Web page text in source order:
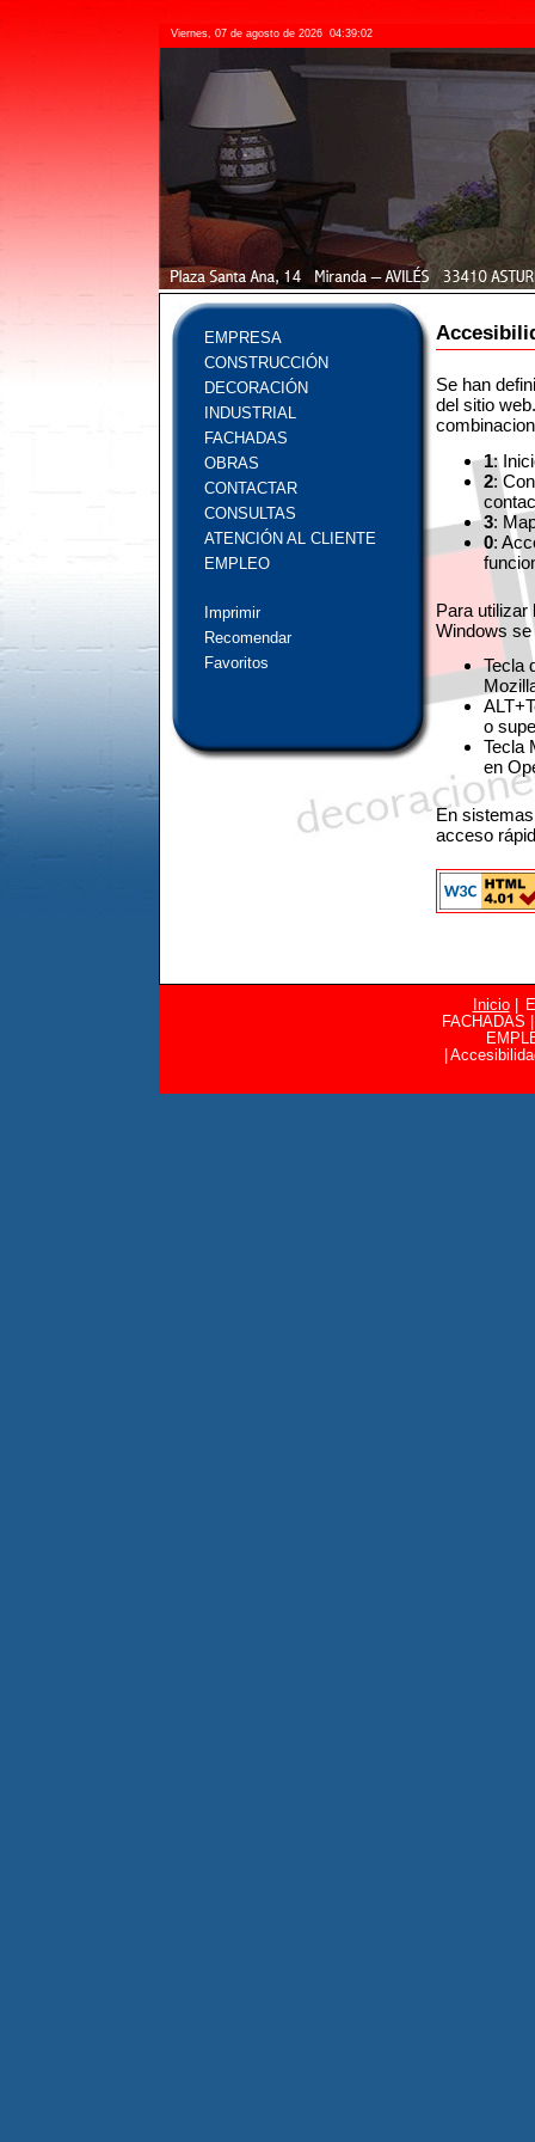
Viernes, 07 de agosto de 2026 04:39:03
EMPRESA
CONSTRUCCIÓN
DECORACIÓN
INDUSTRIAL
FACHADAS
OBRAS
CONTACTAR
CONSULTAS
ATENCIÓN AL CLIENTE
EMPLEO
Imprimir
Recomendar
Favoritos
Se han
del sitio
1:
2:
3:
0:
Para utilizar
Windows
Tecla
o
Tecla
en
En
acceso
Inicio|
FACHADAS